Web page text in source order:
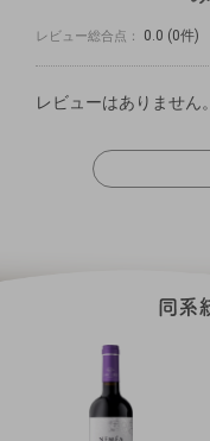
レビュー総合点： 0.0 (0件)
レビューはありません。